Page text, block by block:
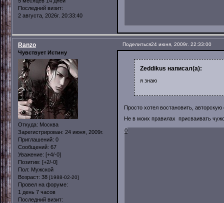
Последний визит:
2 августа, 2026г. 20:33:40
Поделиться24 июня, 2009г. 22:33:00
Ranzo
Чувствует Истину
Откуда: Москва
Зарегистрирован: 24 июня, 2009г.
Приглашений: 0
Сообщений: 67
Уважение: [+4/-0]
Позитив: [+2/-0]
Пол: Мужской
Возраст: 38 [1988-02-20]
Провел на форуме:
1 день 7 часов
Последний визит:
Zeddikus написал(а):
я знаю
Просто хотел востановить,
Не в моих правилах присваивать
0